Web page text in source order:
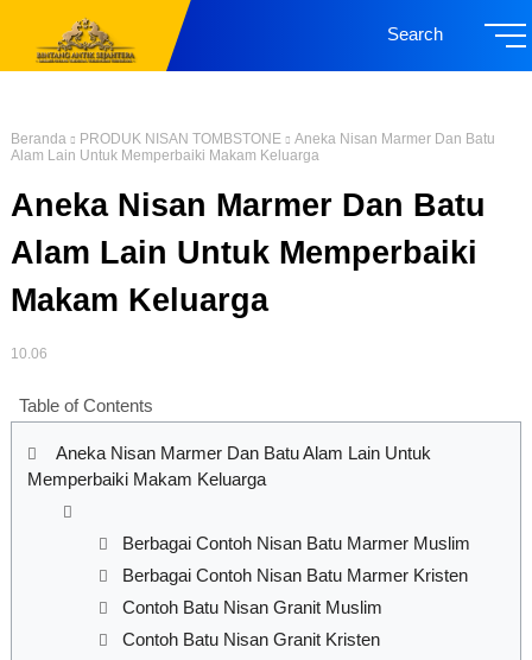
Search
Beranda PRODUK NISAN TOMBSTONE
Aneka Nisan Marmer Dan Batu
Alam Lain Untuk Memperbaiki Makam Keluarga
Aneka Nisan Marmer Dan Batu
Alam Lain Untuk Memperbaiki
Makam Keluarga
10.06
Table of Contents
Aneka Nisan Marmer Dan Batu Alam Lain Untuk
Memperbaiki Makam Keluarga
Berbagai Contoh Nisan Batu Marmer Muslim
Berbagai Contoh Nisan Batu Marmer Kristen
Contoh Batu Nisan Granit Muslim
Contoh Batu Nisan Granit Kristen